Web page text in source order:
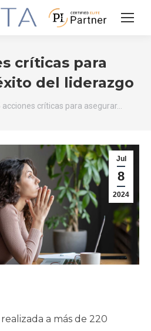
críticas para
del liderazgo
acciones críticas para asegurar…
Jul
8
2024
a más de 220